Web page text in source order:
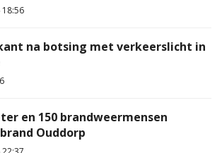
na botsing met verkeerslicht in
en 150 brandweermensen
Ouddorp